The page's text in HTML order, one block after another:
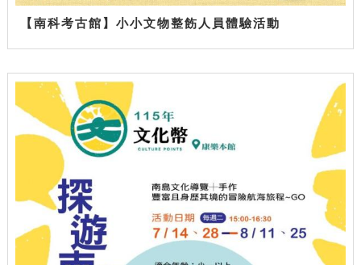
【南科考古館】小小文物整飭人員體驗活動